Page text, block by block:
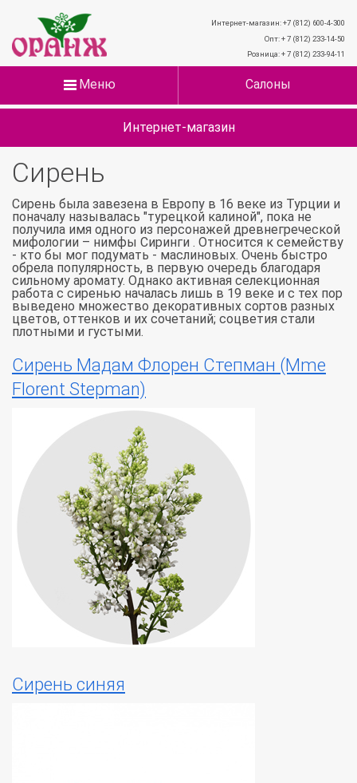
Интернет-магазин: +7 (812) 600-4-300
Опт: + 7 (812) 233-14-50
Розница: + 7 (812) 233-94-11
Меню Салоны
Интернет-магазин
Сирень
Сирень была завезена в Европу в 16 веке из Турции и
поначалу называлась "турецкой калиной", пока не
получила имя одного из персонажей древнегреческой
мифологии – нимфы Сиринги . Относится к семейству
- кто бы мог подумать - маслиновых. Очень быстро
обрела популярность, в первую очередь благодаря
сильному аромату. Однако активная селекционная
работа с сиренью началась лишь в 19 веке и с тех пор
выведено множество декоративных сортов разных
цветов, оттенков и их сочетаний; соцветия стали
плотными и густыми.
Сирень Мадам Флорен Степман (Mme
Florent Stepman)
Сирень синяя